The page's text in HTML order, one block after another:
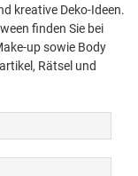
kreative Deko-Ideen.
finden Sie bei
up sowie Body
Rätsel und